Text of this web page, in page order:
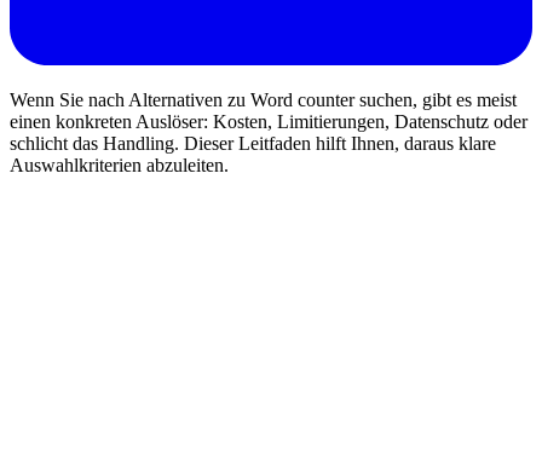
Wenn Sie nach Alternativen zu Word counter suchen, gibt es meist
einen konkreten Auslöser: Kosten, Limitierungen, Datenschutz oder
schlicht das Handling. Dieser Leitfaden hilft Ihnen, daraus klare
Auswahlkriterien abzuleiten.